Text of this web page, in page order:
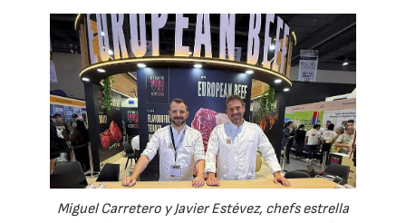
Miguel Carretero y Javier Estévez, chefs estrella